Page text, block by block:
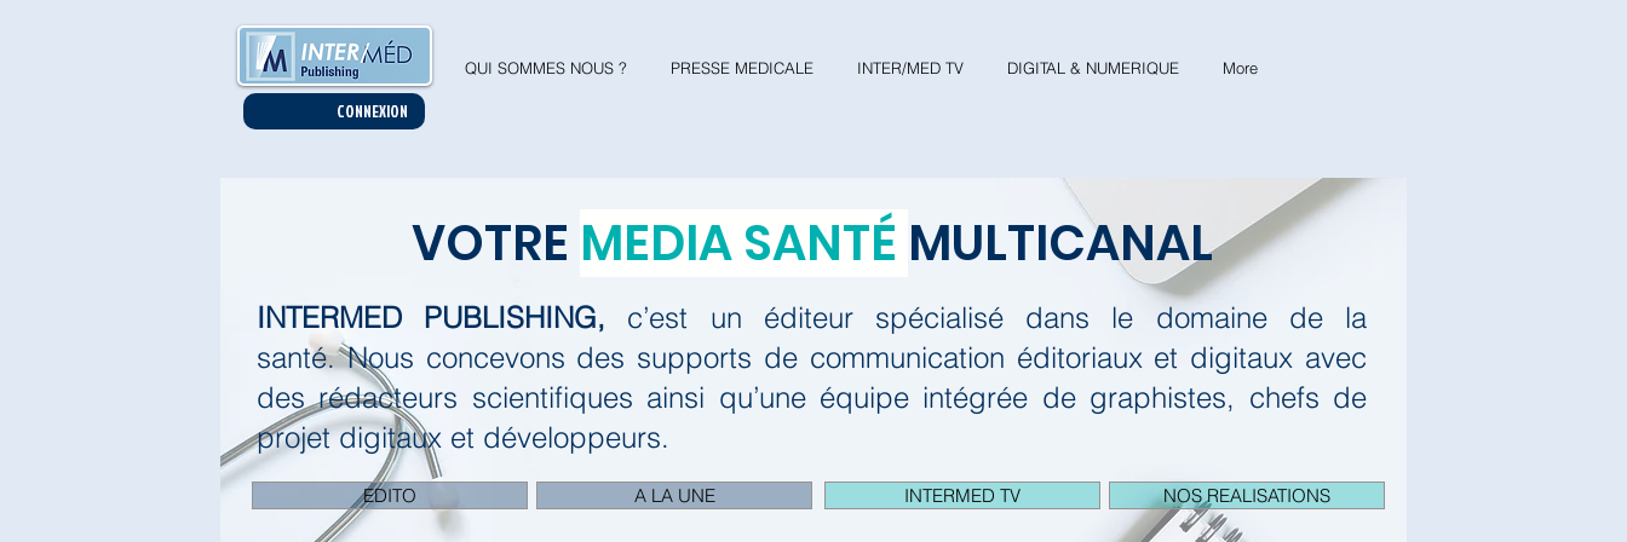
VOTRE MEDIA SANTÉ MULTICANAL
INTERMED PUBLISHING,
c’est un éditeur spécialisé dans le domaine de la
santé.Nous concevons des supports de communication éditoriaux et digitaux avec
des rédacteurs scientifiques ainsi qu’une équipe intégrée de graphistes, chefs de
projet digitaux et développeurs.
EDITO A LA UNE INTERMED TV NOS REALISATIONS
QUI SOMMES NOUS ? PRESSE MEDICALE INTER/MED TV DIGITAL & NUMERIQUE More
CONNEXION